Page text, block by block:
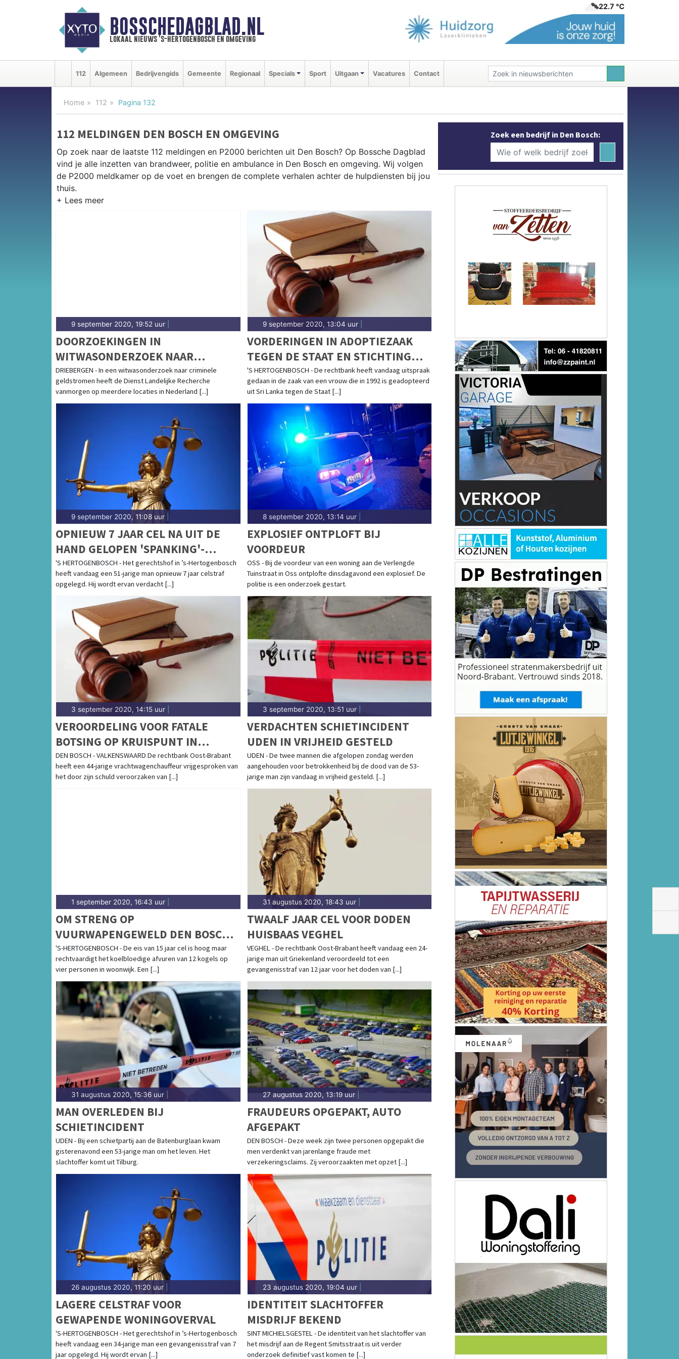
BOSSCHEDAGBLAD.NL
lokaal nieuws 's-hertogenbosch en omgeving
22.7 ℃
112 Algemeen Bedrijvengids Gemeente Regionaal Specials Sport Uitgaan Vacatures Contact
Home 112 Pagina 132
112 MELDINGEN DEN BOSCH EN OMGEVING
Op zoek naar de laatste 112 meldingen en P2000 berichten uit Den Bosch? Op Bossche Dagblad
vind je alle inzetten van brandweer, politie en ambulance in Den Bosch en omgeving. Wij volgen
de P2000 meldkamer op de voet en brengen de complete verhalen achter de hulpdiensten bij jou
thuis.
Van incidenten op de A2 en de A59 tot meldingen in wijken als het Paleiskwartier, Empel en de
9 september 2020, 19:52 uur
DOORZOEKINGEN IN
WITWASONDERZOEK NAAR
CRIMINELE GELDSTROMEN
DRIEBERGEN - In een witwasonderzoek naar criminele
geldstromen heeft de Dienst Landelijke Recherche
vanmorgen op meerdere locaties in Nederland [...]
9 september 2020, 13:04 uur|
VORDERINGEN IN ADOPTIEZAAK
TEGEN DE STAAT EN STICHTING
KIND EN TOEKOMST VERJAARD
'S HERTOGENBOSCH - De rechtbank heeft vandaag uitspraak
gedaan in de zaak van een vrouw die in 1992 is geadopteerd
uit Sri Lanka tegen de Staat [...]
9 september 2020, 11:08 uur
OPNIEUW 7 JAAR CEL NA UIT DE
HAND GELOPEN 'SPANKING'-
AFSPRAAK
'S HERTOGENBOSCH - Het gerechtshof in ’s-Hertogenbosch
heeft vandaag een 51-jarige man opnieuw 7 jaar celstraf
opgelegd. Hij wordt ervan verdacht [...]
8 september 2020, 13:14 uur|
EXPLOSIEF ONTPLOFT BIJ
VOORDEUR
OSS - Bij de voordeur van een woning aan de Verlengde
Tuinstraat in Oss ontplofte dinsdagavond een explosief. De
politie is een onderzoek gestart.
3 september 2020, 14:15 uur
VEROORDELING VOOR FATALE
BOTSING OP KRUISPUNT IN
VALKENSWAARD
DEN BOSCH - VALKENSWAARD De rechtbank Oost-Brabant
heeft een 44-jarige vrachtwagenchauffeur vrijgesproken van
het door zijn schuld veroorzaken van [...]
3 september 2020, 13:51 uur|
VERDACHTEN SCHIETINCIDENT
UDEN IN VRIJHEID GESTELD
UDEN - De twee mannen die afgelopen zondag werden
aangehouden voor betrokkenheid bij de dood van de 53-
jarige man zijn vandaag in vrijheid gesteld. [...]
1 september 2020, 16:43 uur
OM STRENG OP
VUURWAPENGEWELD DEN BOSCH
MET EIS VAN 15 JAAR
'S-HERTOGENBOSCH - De eis van 15 jaar cel is hoog maar
rechtvaardigt het koelbloedige afvuren van 12 kogels op
vier personen in woonwijk. Een [...]
31 augustus 2020, 18:43 uur|
TWAALF JAAR CEL VOOR DODEN
HUISBAAS VEGHEL
VEGHEL - De rechtbank Oost-Brabant heeft vandaag een 24-
jarige man uit Griekenland veroordeeld tot een
gevangenisstraf van 12 jaar voor het doden van [...]
31 augustus 2020, 15:36 uur
MAN OVERLEDEN BIJ
SCHIETINCIDENT
UDEN - Bij een schietpartij aan de Batenburglaan kwam
gisterenavond een 53-jarige man om het leven. Het
slachtoffer komt uit Tilburg.
27 augustus 2020, 13:19 uur|
FRAUDEURS OPGEPAKT, AUTO
AFGEPAKT
DEN BOSCH - Deze week zijn twee personen opgepakt die
men verdenkt van jarenlange fraude met
verzekeringsclaims. Zij veroorzaakten met opzet [...]
26 augustus 2020, 11:20 uur
LAGERE CELSTRAF VOOR
GEWAPENDE WONINGOVERVAL
'S-HERTOGENBOSCH - Het gerechtshof in ’s-Hertogenbosch
heeft vandaag een 34-jarige man een gevangenisstraf van 7
jaar opgelegd. Hij wordt ervan [...]
23 augustus 2020, 19:04 uur|
IDENTITEIT SLACHTOFFER
MISDRIJF BEKEND
SINT MICHIELSGESTEL - De identiteit van het slachtoffer van
het misdrijf aan de Regent Smitsstraat is uit verder
onderzoek definitief vast komen te [...]
Zoek een bedrijf in Den Bosch: